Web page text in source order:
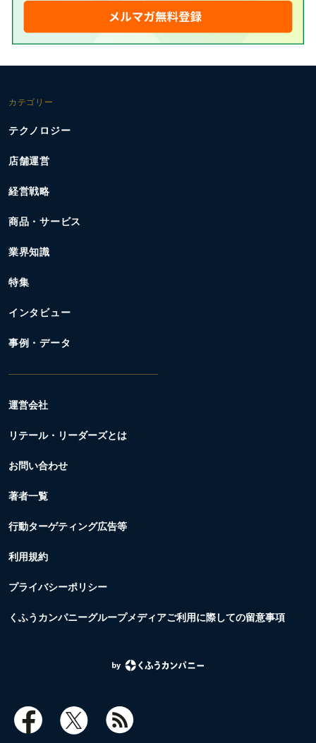
カテゴリー
テクノロジー
店舗運営
経営戦略
商品・サービス
業界知識
特集
インタビュー
事例・データ
運営会社
リテール・リーダーズとは
お問い合わせ
著者一覧
行動ターゲティング広告等
利用規約
プライバシーポリシー
くふうカンパニーグループメディアご利用に際しての留意事項